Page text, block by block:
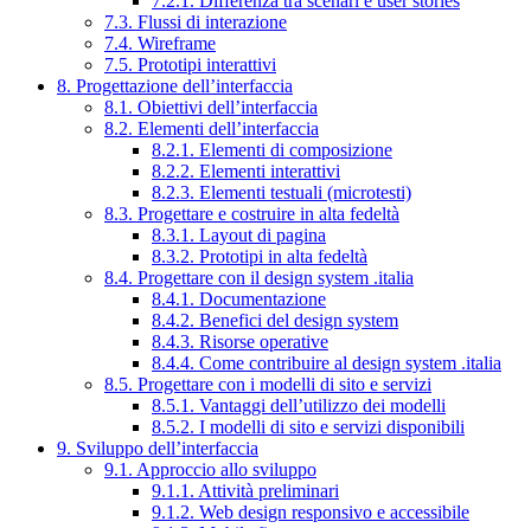
7.3. Flussi di interazione
7.4. Wireframe
7.5. Prototipi interattivi
8. Progettazione dell’interfaccia
8.1. Obiettivi dell’interfaccia
8.2. Elementi dell’interfaccia
8.2.1. Elementi di composizione
8.2.2. Elementi interattivi
8.2.3. Elementi testuali (microtesti)
8.3. Progettare e costruire in alta fedeltà
8.3.1. Layout di pagina
8.3.2. Prototipi in alta fedeltà
8.4. Progettare con il design system .italia
8.4.1. Documentazione
8.4.2. Benefici del design system
8.4.3. Risorse operative
8.4.4. Come contribuire al design system .italia
8.5. Progettare con i modelli di sito e servizi
8.5.1. Vantaggi dell’utilizzo dei modelli
8.5.2. I modelli di sito e servizi disponibili
9. Sviluppo dell’interfaccia
9.1. Approccio allo sviluppo
9.1.1. Attività preliminari
9.1.2. Web design responsivo e accessibile